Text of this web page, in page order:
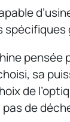
pensée
sa
de
de